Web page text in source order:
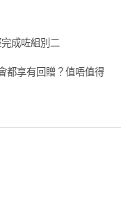
成咗組別二
都享有回贈？值唔值得